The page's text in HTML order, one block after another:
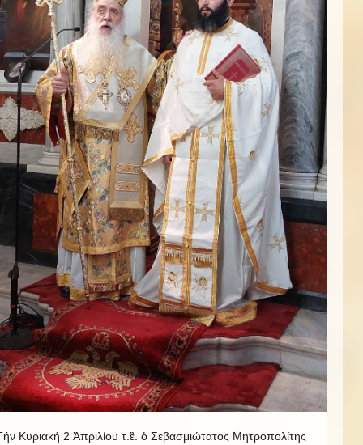
Κυριακή 2 Ἀπριλίου τ.ἒ. ὁ Σεβασμιώτατος Μητροπολίτης